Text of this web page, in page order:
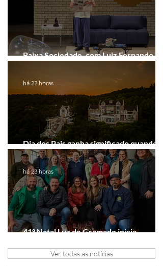
Baixa Sociedade, com Luiz Fernando
Guimarães, chega a Novo Hamburgo
Dia dos Pais ganha significado quando o
presente é viver experiências juntos
há 22 horas
41º Natal Luz de Gramado inicia
há 23 horas
Ver todas as notícias